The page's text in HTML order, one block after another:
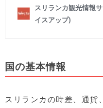
国の基本情報
スリランカの時差、通貨